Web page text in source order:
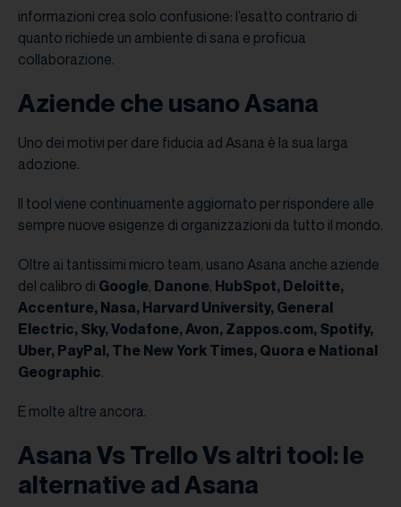
informazioni crea solo confusione: l’esatto contrario di
quanto richiede un ambiente di sana e proficua
collaborazione.
Aziende che usano Asana
Uno dei motivi per dare fiducia ad Asana è la sua larga
adozione.
Il tool viene continuamente aggiornato per rispondere alle
sempre nuove esigenze di organizzazioni da tutto il mondo.
Oltre ai tantissimi micro team, usano Asana anche aziende
del calibro di Google, Danone, HubSpot, Deloitte,
Accenture, Nasa, Harvard University, General
Electric, Sky, Vodafone, Avon, Zappos.com, Spotify,
Uber, PayPal, The New York Times, Quora e National
Geographic.
E molte altre ancora.
Asana Vs Trello Vs altri tool: le
alternative ad Asana